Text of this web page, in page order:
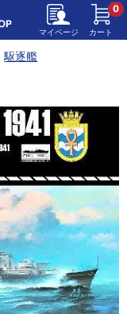
マイページ カート
0
駆逐艦